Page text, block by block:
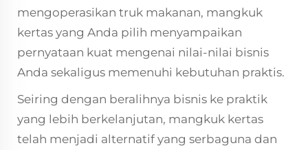
mengoperasikan truk makanan, mangkuk
kertas yang Anda pilih menyampaikan
pernyataan kuat mengenai nilai-nilai bisnis
Anda sekaligus memenuhi kebutuhan praktis.
Seiring dengan beralihnya bisnis ke praktik
yang lebih berkelanjutan, mangkuk kertas
telah menjadi alternatif yang serbaguna dan